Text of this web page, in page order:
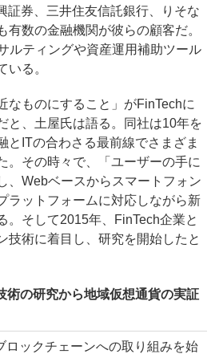
証券、三井住友信託銀行、りそな
有数の金融機関が彼らの顧客だ。
ルティングや資産運用補助ツール
いる。
ものにすること」がFinTechに
と、土屋氏は語る。同社は10年を
とITの合わさる最前線でさまざま
。その時々で、「ユーザーの手に
、Webベースからスマートフォン
ラットフォームに対応しながら新
。そして2015年、FinTech企業と
技術に着目し、研究を開始したと
術の研究から地域仮想通貨の実証
ックチェーンへの取り組みを始